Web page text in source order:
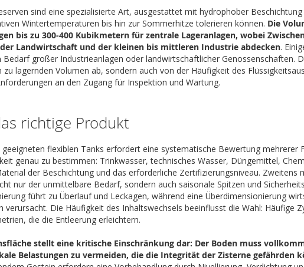
sind eine spezialisierte Art, ausgestattet mit hydrophober
Wintertemperaturen bis hin zur Sommerhitze tolerieren können. Die
bis zu 300-400 Kubikmetern für zentrale Lageranlagen, wobei
Landwirtschaft und der kleinen bis mittleren Industrie abdecken.
großer Industrieanlagen oder landwirtschaftlicher Genossenschaften.
lagernden Volumen ab, sondern auch von der Häufigkeit des
an den Zugang für Inspektion und Wartung.
richtige Produkt
flexiblen Tanks erfordert eine systematische Bewertung mehrerer
genau zu bestimmen: Trinkwasser, technisches Wasser, Düngemittel,
der Beschichtung und das erforderliche Zertifizierungsniveau. Zweitens
nur der unmittelbare Bedarf, sondern auch saisonale Spitzen und
führt zu Überlauf und Leckagen, während eine Überdimensionierung
verursacht. Die Häufigkeit des Inhaltswechsels beeinflusst die Wahl: Häufige
die die Entleerung erleichtern.
stellt eine kritische Einschränkung dar: Der Boden muss
Belastungen zu vermeiden, die die Integrität der Zisterne gefährden